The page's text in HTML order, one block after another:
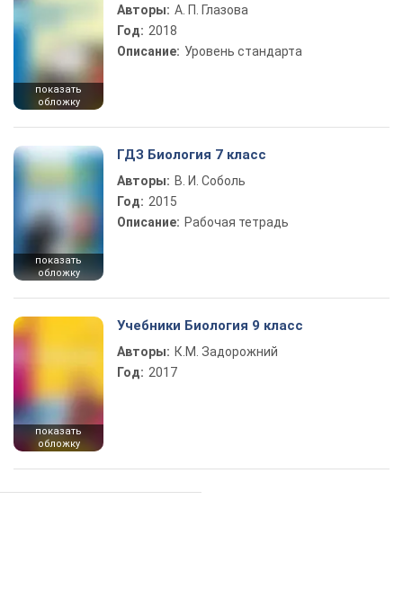
показать
обложку
Авторы: А. П. Глазова
Год: 2018
Описание: Уровень стандарта
показать
обложку
ГДЗ Биология 7 класс
Авторы: В. И. Соболь
Год: 2015
Описание: Рабочая тетрадь
показать
обложку
Учебники Биология 9 класс
Авторы: К.М. Задорожний
Год: 2017